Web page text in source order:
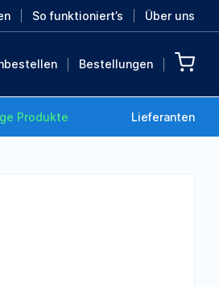
So funktioniert’s Über uns
Bestellungen
Produkte Lieferanten